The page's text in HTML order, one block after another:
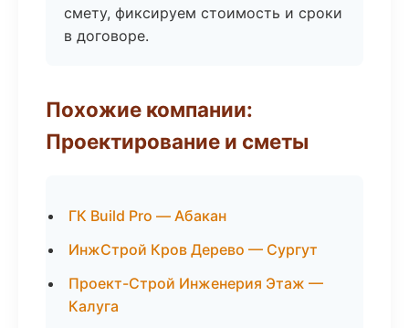
смету, фиксируем стоимость и сроки
в договоре.
Похожие компании:
Проектирование и сметы
ГК Build Pro — Абакан
ИнжСтрой Кров Дерево — Сургут
Проект-Строй Инженерия Этаж —
Калуга